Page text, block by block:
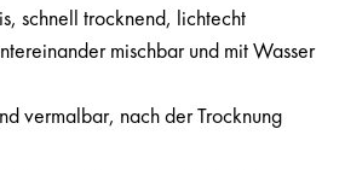
schnell trocknend, lichtecht
mischbar und mit Wasser
vermalbar, nach der Trocknung